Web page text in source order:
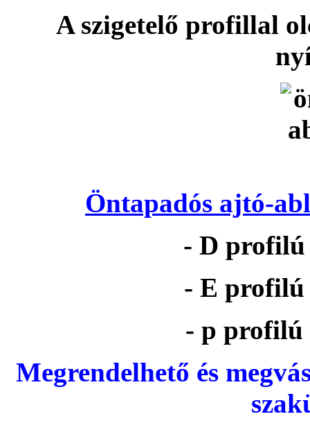
A szigetelő profillal
Öntapadós ajtó-
- D profilú
- E profilú
- p profilú
Megrendelhető és